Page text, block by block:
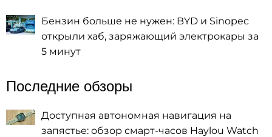
Бензин больше не нужен: BYD и Sinopec
открыли хаб, заряжающий электрокары за
5 минут
Последние обзоры
Доступная автономная навигация на
запястье: обзор смарт-часов Haylou Watch